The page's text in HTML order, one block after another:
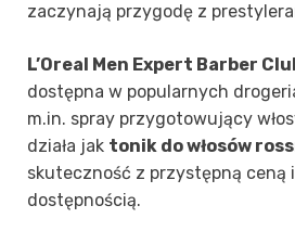
zaczynają przygodę z
L’Oreal Men Expert Barber
dostępna w popularnych
m.in. spray przygotowujący
działa jak tonik do włosów
skuteczność z przystępną ceną i
dostępnością.